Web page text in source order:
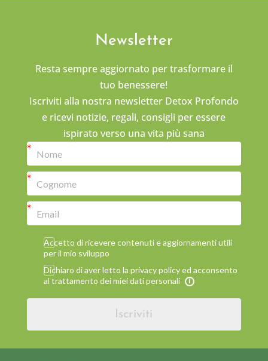
Newsletter
Resta sempre aggiornato per trasformare il
tuo benessere!
Iscriviti alla nostra newsletter Detox Profondo
e ricevi notizie, regali, consigli per essere
ispirato verso una vita più sana
Accetto di ricevere contenuti e aggiornamenti utili
per il mio sviluppo
Dichiaro di aver letto la privacy policy ed acconsento
al trattamento dei miei dati personali
Iscriviti